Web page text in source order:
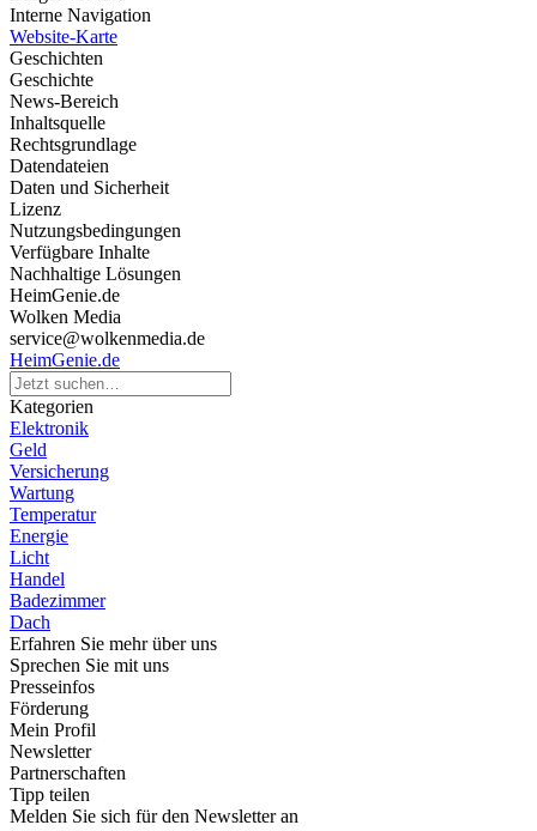
Interne Navigation
Website-Karte
Geschichten
Geschichte
News-Bereich
Inhaltsquelle
Rechtsgrundlage
Datendateien
Daten und Sicherheit
Lizenz
Nutzungsbedingungen
Verfügbare Inhalte
Nachhaltige Lösungen
HeimGenie.de
Wolken Media
service@wolkenmedia.de
HeimGenie.de
Kategorien
Elektronik
Geld
Versicherung
Wartung
Temperatur
Energie
Licht
Handel
Badezimmer
Dach
Erfahren Sie mehr über uns
Sprechen Sie mit uns
Presseinfos
Förderung
Mein Profil
Newsletter
Partnerschaften
Tipp teilen
Melden Sie sich für den Newsletter an